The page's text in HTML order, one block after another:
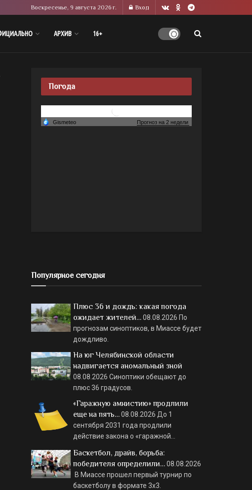
Воскресенье, 9 августа 2026 г. Вход
АРХИВ 16+
Погода
Популярное сегодня
Плюс 36 и дождь: какая погода
ожидает жителей…08.08.2026 По
прогнозам синоптиков, в Миассе будет
дождливо.
На юг Челябинской области
надвигается аномальный зной
08.08.2026 Синоптики обещают до
плюс 36 градусов.
«Гаражную амнистию» продлили
еще на пять…08.08.2026 До 1
сентября 2031 года продлили
действие закона о «гаражной…
Баскетбол, драйв, борьба:
победителя определили…08.08.2026
В Миассе прошел первый турнир по
баскетболу в формате 3х3.